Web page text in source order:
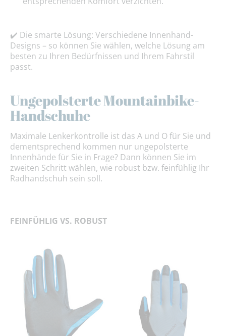
✔️ Die smarte Lösung: Verschiedene Innenhand-
Designs – so können Sie wählen, welche Lösung am
besten zu Ihren Bedürfnissen und Ihrem Fahrstil
passt.
Ungepolsterte Mountainbike-
Handschuhe
Maximale Lenkerkontrolle ist das A und O für Sie und
dementsprechend kommen nur ungepolsterte
Innenhände für Sie in Frage? Dann können Sie im
zweiten Schritt wählen, wie robust bzw. feinfühlig Ihr
Radhandschuh sein soll.
FEINFÜHLIG VS. ROBUST